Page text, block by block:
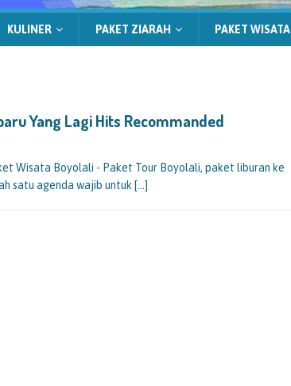
KULINER PAKET ZIARAH PAKET WISATA
Yang Lagi Hits Recommanded
Wisata Boyolali - Paket Tour Boyolali, paket liburan ke
satu agenda wajib untuk […]